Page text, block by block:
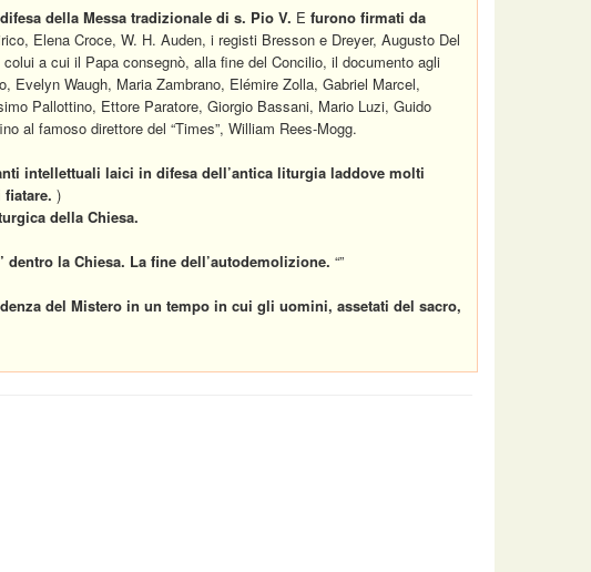
della Messa tradizionale di s. Pio V. E furono firmati da
Elena Croce, W. H. Auden, i registi Bresson e Dreyer, Augusto Del
a cui il Papa consegnò, alla fine del Concilio, il documento agli
Evelyn Waugh, Maria Zambrano, Elémire Zolla, Gabriel Marcel,
Pallottino, Ettore Paratore, Giorgio Bassani, Mario Luzi, Guido
al famoso direttore del “Times”, William Rees-Mogg.
intellettuali laici in difesa dell’antica liturgia laddove molti
)
della Chiesa.
dentro la Chiesa. La fine dell’autodemolizione. “”
del Mistero in un tempo in cui gli uomini, assetati del sacro,